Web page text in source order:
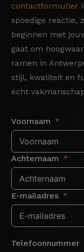
contactformulier
spoedige reactie,
beginnen met
gaat om
ramen in
stijl, kwaliteit en
écht
Voornaam
Achternaam
E-mailadres
Telefoonnummer